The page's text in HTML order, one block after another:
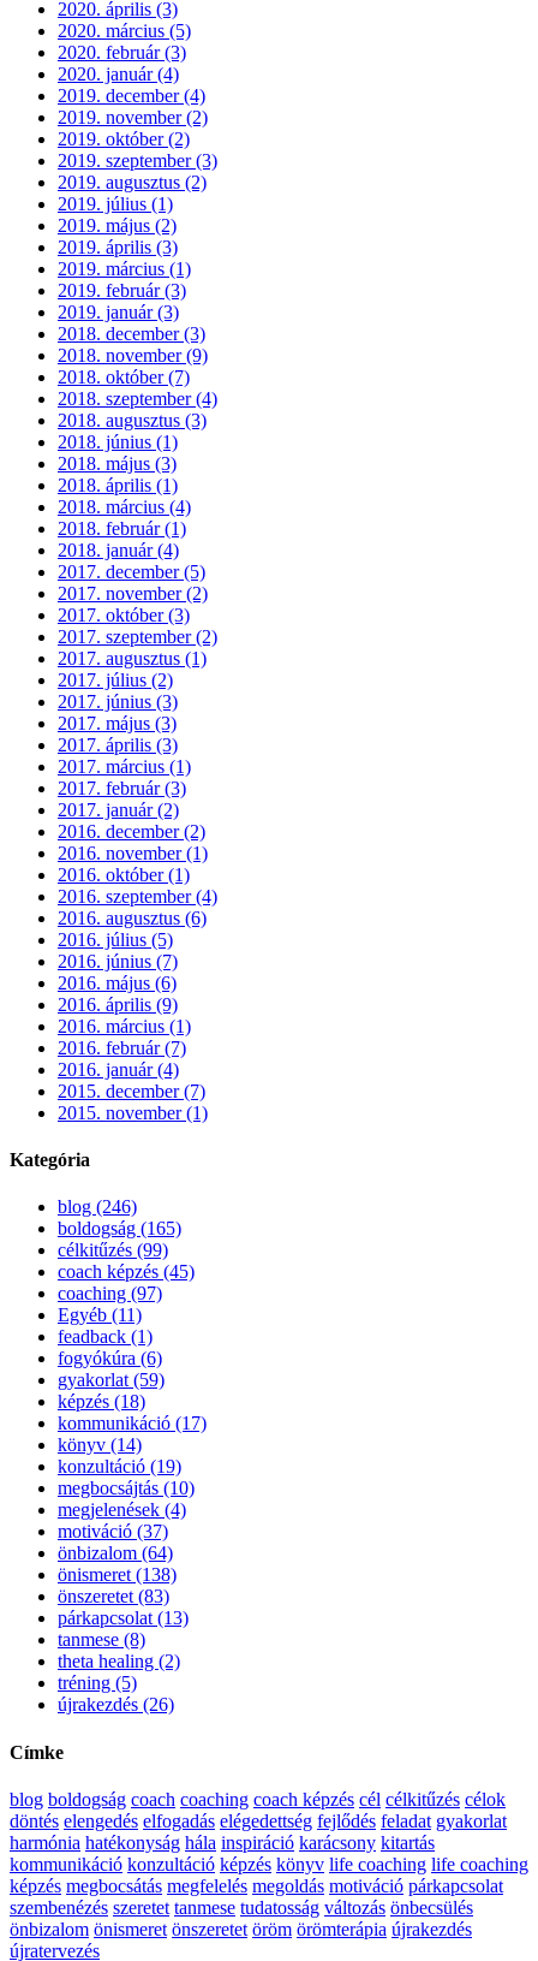
2020. április (3)
2020. március (5)
2020. február (3)
2020. január (4)
2019. december (4)
2019. november (2)
2019. október (2)
2019. szeptember (3)
2019. augusztus (2)
2019. július (1)
2019. május (2)
2019. április (3)
2019. március (1)
2019. február (3)
2019. január (3)
2018. december (3)
2018. november (9)
2018. október (7)
2018. szeptember (4)
2018. augusztus (3)
2018. június (1)
2018. május (3)
2018. április (1)
2018. március (4)
2018. február (1)
2018. január (4)
2017. december (5)
2017. november (2)
2017. október (3)
2017. szeptember (2)
2017. augusztus (1)
2017. július (2)
2017. június (3)
2017. május (3)
2017. április (3)
2017. március (1)
2017. február (3)
2017. január (2)
2016. december (2)
2016. november (1)
2016. október (1)
2016. szeptember (4)
2016. augusztus (6)
2016. július (5)
2016. június (7)
2016. május (6)
2016. április (9)
2016. március (1)
2016. február (7)
2016. január (4)
2015. december (7)
2015. november (1)
Kategória
blog (246)
boldogság (165)
célkitűzés (99)
coach képzés (45)
coaching (97)
Egyéb (11)
feadback (1)
fogyókúra (6)
gyakorlat (59)
képzés (18)
kommunikáció (17)
könyv (14)
konzultáció (19)
megbocsájtás (10)
megjelenések (4)
motiváció (37)
önbizalom (64)
önismeret (138)
önszeretet (83)
párkapcsolat (13)
tanmese (8)
theta healing (2)
tréning (5)
újrakezdés (26)
Címke
blog boldogság coach coaching coach képzés cél célkitűzés célok
döntés elengedés elfogadás elégedettség fejlődés feladat gyakorlat
harmónia hatékonyság hála inspiráció karácsony kitartás
kommunikáció konzultáció képzés könyv life coaching life coaching
képzés megbocsátás megfelelés megoldás motiváció párkapcsolat
szembenézés szeretet tanmese tudatosság változás önbecsülés
önbizalom önismeret önszeretet öröm örömterápia újrakezdés
újratervezés